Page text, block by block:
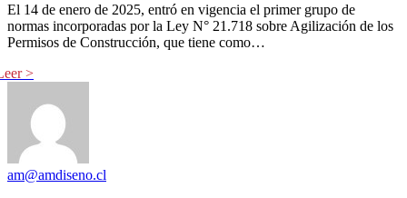
El 14 de enero de 2025, entró en vigencia el primer grupo de
normas incorporadas por la Ley N° 21.718 sobre Agilización de los
Permisos de Construcción, que tiene como…
am@amdiseno.cl